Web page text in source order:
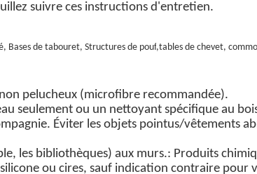
suivre ces instructions d'entretien.
Bases de tabouret, Structures de pouf,tables de chevet,
pelucheux (microfibre recommandée).
seulement ou un nettoyant spécifique au
Éviter les objets pointus/vêtements
les bibliothèques) aux murs.: Produits
ou cires, sauf indication contraire